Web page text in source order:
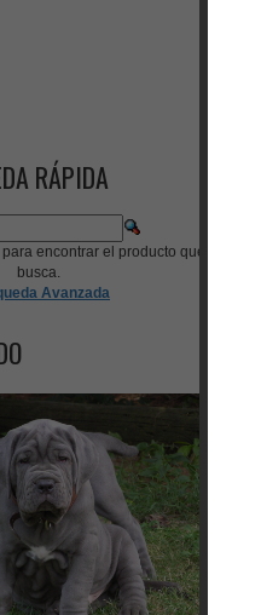
RÁPIDA
encontrar el producto que
busca.
Avanzada